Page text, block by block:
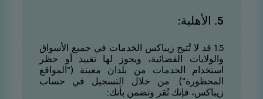
5. الأهلية:
5.1 قد لا تُتيح زيباكس الخدمات في جميع الأسواق
والولايات القضائية، ويجوز لها تقييد أو حظر
استخدام الخدمات من بلدان معينة ("المواقع
المحظورة"). من خلال التسجيل في حساب
زيباكس، فإنك تُقر وتضمن بأنك: